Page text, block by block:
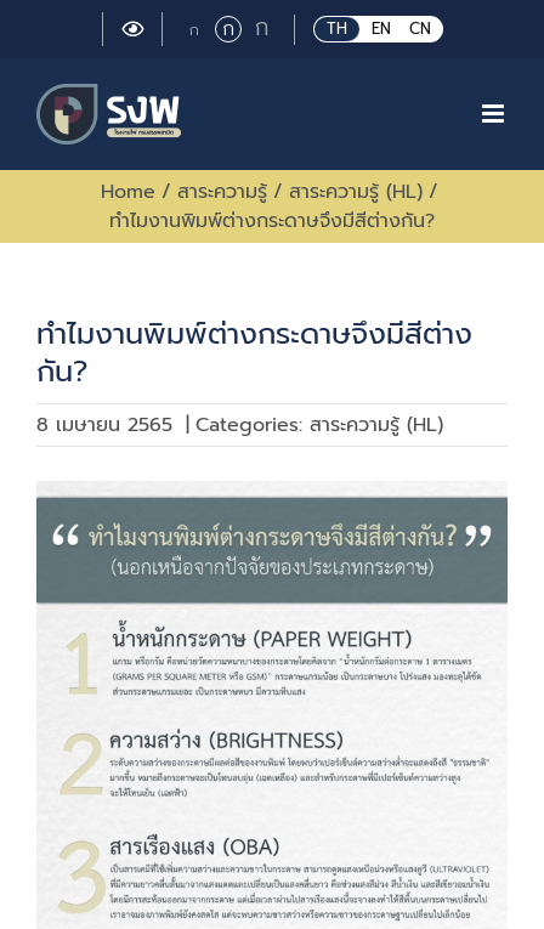
TH EN CN
กSmall
กRegular
font
ก Large
font
Home / สาระความรู้ / สาระความรู้ (HL) /
ทำไมงานพิมพ์ต่างกระดาษจึงมีสีต่างกัน?
ทำไมงานพิมพ์ต่างกระดาษจึงมีสีต่าง
กัน?
8 เมษายน 2565 | Categories: สาระความรู้ (HL)